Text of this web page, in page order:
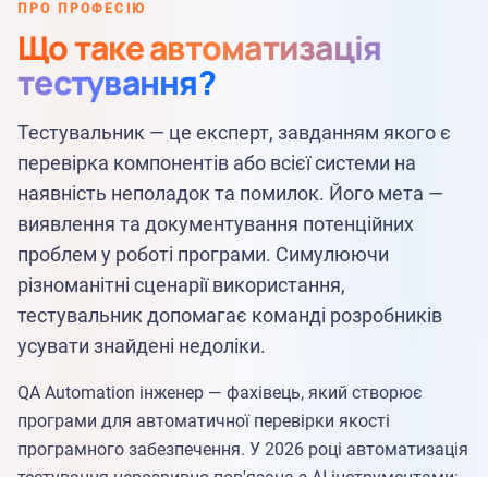
ПРО ПРОФЕСІЮ
Що таке автоматизація
тестування?
Тестувальник — це експерт, завданням якого є
перевірка компонентів або всієї системи на
наявність неполадок та помилок. Його мета —
виявлення та документування потенційних
проблем у роботі програми. Симулюючи
різноманітні сценарії використання,
тестувальник допомагає команді розробників
усувати знайдені недоліки.
QA Automation інженер — фахівець, який створює
програми для автоматичної перевірки якості
програмного забезпечення. У 2026 році автоматизація